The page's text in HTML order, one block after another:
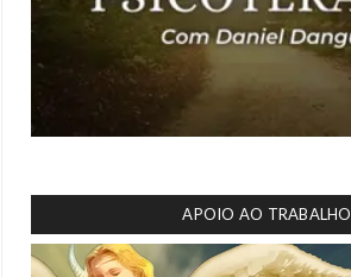
APOIO AO TRABALHO